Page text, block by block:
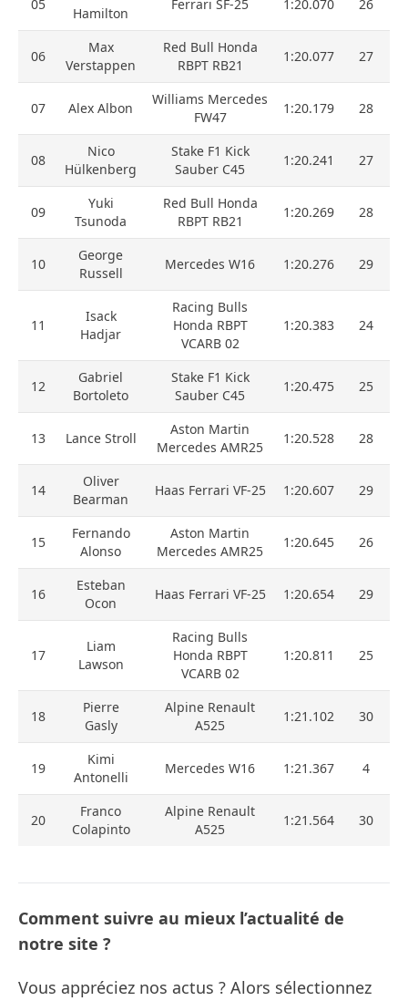
05
Hamilton
Ferrari SF-25 1:20.070 26
06
Max
Verstappen
Red Bull Honda
RBPT RB21
1:20.077 27
07 Alex Albon
Williams Mercedes
FW47
1:20.179 28
08
Nico
Hülkenberg
Stake F1 Kick
Sauber C45
1:20.241 27
09
Yuki
Tsunoda
Red Bull Honda
RBPT RB21
1:20.269 28
10
George
Russell
Mercedes W16 1:20.276 29
11
Isack
Hadjar
Racing Bulls
Honda RBPT
VCARB 02
1:20.383 24
12
Gabriel
Bortoleto
Stake F1 Kick
Sauber C45
1:20.475 25
13 Lance Stroll
Aston Martin
Mercedes AMR25
1:20.528 28
14
Oliver
Bearman
Haas Ferrari VF-25 1:20.607 29
15
Fernando
Alonso
Aston Martin
Mercedes AMR25
1:20.645 26
16
Esteban
Ocon
Haas Ferrari VF-25 1:20.654 29
17
Liam
Lawson
Racing Bulls
Honda RBPT
VCARB 02
1:20.811 25
18
Pierre
Gasly
Alpine Renault
A525
1:21.102 30
19
Kimi
Antonelli
Mercedes W16 1:21.367 4
20
Franco
Colapinto
Alpine Renault
A525
1:21.564 30
Comment suivre au mieux l’actualité de
notre site ?
Vous appréciez nos actus ? Alors sélectionnez